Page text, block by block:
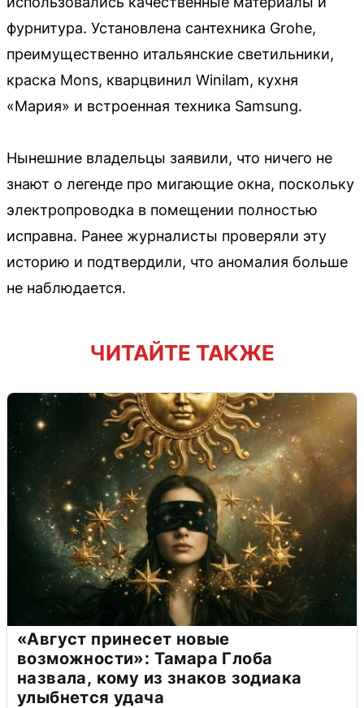
фурнитура. Установлена сантехника Grohe,
преимущественно итальянские светильники,
краска Mons, кварцвинил Winilam, кухня
«Мария» и встроенная техника Samsung.
Нынешние владельцы заявили, что ничего не
знают о легенде про мигающие окна, поскольку
электропроводка в помещении полностью
исправна. Ранее журналисты проверяли эту
историю и подтвердили, что аномалия больше
не наблюдается.
ЧИТАЙТЕ ТАКЖЕ
«Август принесет новые
возможности»: Тамара Глоба
назвала, кому из знаков зодиака
улыбнется удача